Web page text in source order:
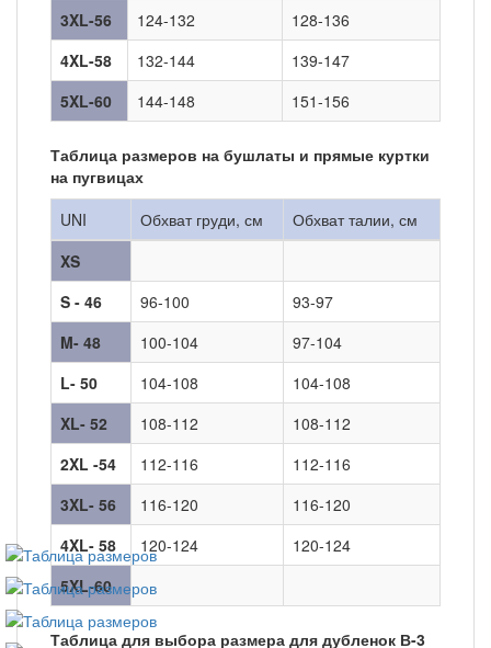
3XL-56
124-132
128-136
4XL-58
132-144
139-147
5XL-60
144-148 151-156
Таблица размеров на бушлаты и прямые куртки
на пугвицах
UNI
Обхват груди, см
Обхват талии, см
XS
S - 46
96-100
93-97
M- 48
100-104
97-104
L- 50
104-108
104-108
XL- 52
108-112
108-112
2XL -54
112-116
112-116
3XL- 56
116-120
116-120
4XL- 58
120-124
120-124
5XL-60
Таблица для выбора размера для дубленок В-3